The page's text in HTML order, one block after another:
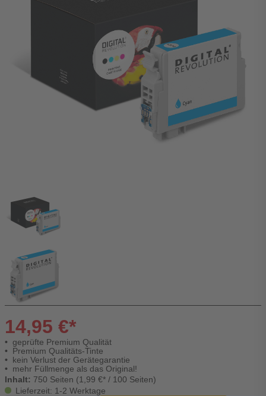
14,95 €*
geprüfte Premium Qualität
Premium Qualitäts-Tinte
kein Verlust der Gerätegarantie
mehr Füllmenge als das Original!
Inhalt: 750 Seiten (1,99 €* / 100 Seiten)
Lieferzeit: 1-2 Werktage